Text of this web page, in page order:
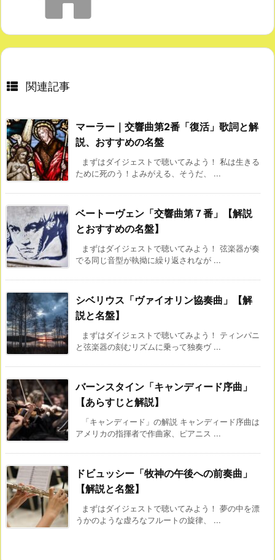
関連記事
マーラー｜交響曲第2番「復活」歌詞と解
説、おすすめの名盤
まずはダイジェストで聴いてみよう！ 私は生きる
ために死のう！よみがえる、そうだ、 ...
ベートーヴェン「交響曲第７番」【解説
とおすすめの名盤】
まずはダイジェストで聴いてみよう！ 弦楽器が奏
でる同じ音型が執拗に繰り返されなが ...
シベリウス「ヴァイオリン協奏曲」【解
説と名盤】
まずはダイジェストで聴いてみよう！ ティンパニ
と弦楽器の刻むリズムに乗って独奏ヴ ...
バーンスタイン「キャンディード序曲」
【あらすじと解説】
「キャンディード」の解説 キャンディード序曲は
アメリカの指揮者で作曲家、ピアニス ...
ドビュッシー「牧神の午後への前奏曲」
【解説と名盤】
まずはダイジェストで聴いてみよう！ 夢の中を漂
うかのような虚ろなフルートの旋律、 ...